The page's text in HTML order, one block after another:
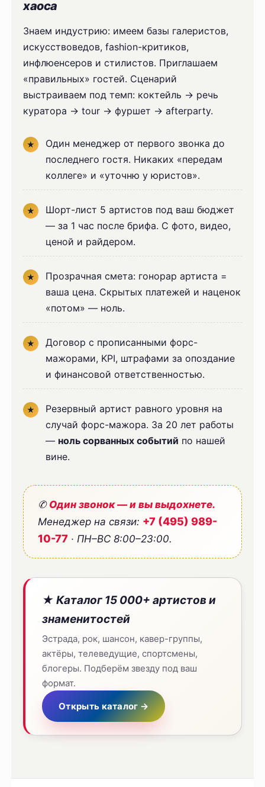
хаоса
Знаем индустрию: имеем базы галеристов,
искусствоведов, fashion-критиков,
инфлюенсеров и стилистов. Приглашаем
«правильных» гостей. Сценарий
выстраиваем под темп: коктейль → речь
куратора → tour → фуршет → afterparty.
Один менеджер от первого звонка до
последнего гостя. Никаких «передам
коллеге» и «уточню у юристов».
Шорт-лист 5 артистов под ваш бюджет
— за 1 час после брифа. С фото, видео,
ценой и райдером.
Прозрачная смета: гонорар артиста =
ваша цена. Скрытых платежей и наценок
«потом» — ноль.
Договор с прописанными форс-
мажорами, KPI, штрафами за опоздание
и финансовой ответственностью.
Резервный артист равного уровня на
случай форс-мажора. За 20 лет работы
— ноль сорванных событий по нашей
вине.
✆ Один звонок — и вы выдохнете.
Менеджер на связи: +7 (495) 989-
10-77 · ПН–ВС 8:00–23:00.
★ Каталог 15 000+ артистов и
знаменитостей
Эстрада, рок, шансон, кавер-группы,
актёры, телеведущие, спортсмены,
блогеры. Подберём звезду под ваш
формат.
Открыть каталог →